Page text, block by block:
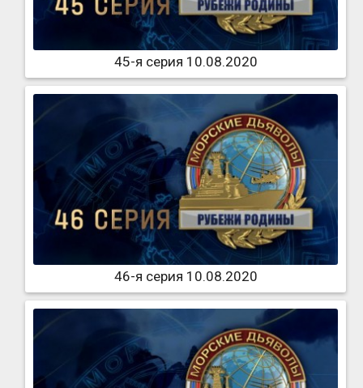
45-я серия 10.08.2020
46-я серия 10.08.2020